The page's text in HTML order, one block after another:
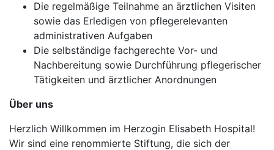
Die regelmäßige Teilnahme an ärztlichen Visiten
sowie das Erledigen von pflegerelevanten
administrativen Aufgaben
Die selbständige fachgerechte Vor- und
Nachbereitung sowie Durchführung pflegerischer
Tätigkeiten und ärztlicher Anordnungen
Über uns
Herzlich Willkommen im Herzogin Elisabeth Hospital!
Wir sind eine renommierte Stiftung, die sich der